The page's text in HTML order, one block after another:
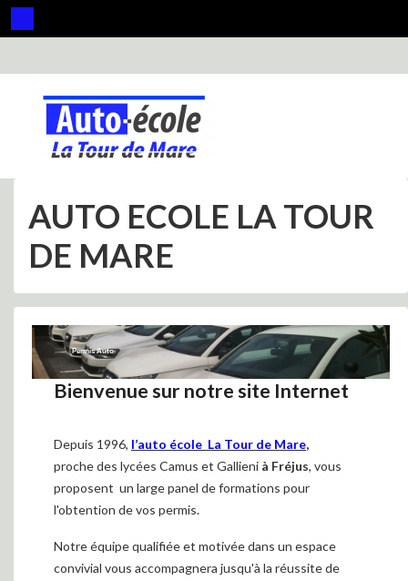
Panneau de gestion des cookies
AUTO ECOLE LA TOUR
DE MARE
Permis Auto
Bienvenue sur notre site Internet
Depuis 1996, l’auto école La Tour de Mare,
proche des lycées Camus et Gallieni à Fréjus, vous
proposent un large panel de formations pour
l'obtention de vos permis.
Notre équipe qualifiée et motivée dans un espace
convivial vous accompagnera jusqu'à la réussite de